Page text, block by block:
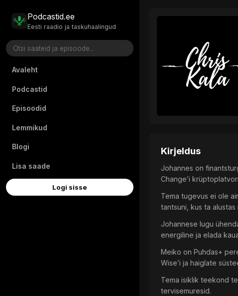
Podcastid.ee
Eesti raadio ja taskuhaalingud
Avaleht
Podcastid
Episoodid
Lemmikud
Blogi
Lisa saade
Logi sisse
Kirjeldus
Johannes on
Change’i
Tema tugevus ei ole
tantsuni, kus ta
Johannese lugu
energiline ja elada
Meiko on Puhdas+
Wise’i ja haiglate
Tema isiklik teekond
tervisemuresid.